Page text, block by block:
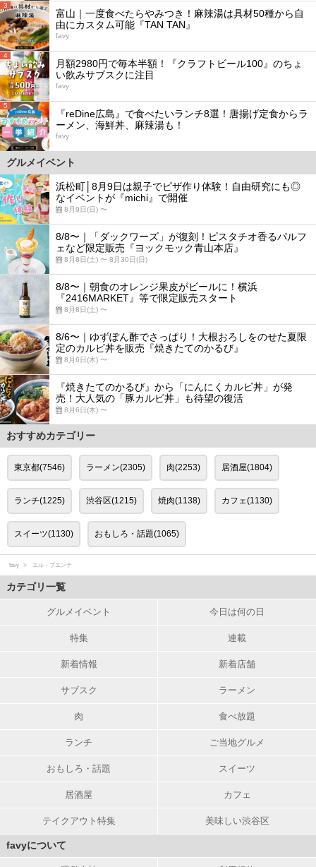
3
富山｜一度食べたらやみつき！麻辣湯は具材50種から自
由にカスタム可能『TAN TAN』
favy
4
月額2980円で毎本半額！『クラフトビール100』のちょ
い飲みサブスクに注目
favy
5
『reDine広島』で食べたいランチ8選！唐揚げ定食からラ
ーメン、海鮮丼、麻辣湯も！
favy
グルメイベント
浜松町│8月9日は親子でピザ作り体験！自由研究にも◎
なイベントが『michi』で開催
8月9日(日) 〜
8/8〜｜「ダックワーズ」が復刻！ピスタチオ香るパルフ
ェなど限定販売『ヨックモック青山本店』
8月8日(土) 〜 8月30日(日)
8/8〜｜朝食のオレンジ果皮がビールに！横浜
『2416MARKET』等で限定販売スタート
8月8日(土) 〜
8/6〜｜ゆずぽん酢でさっぱり！大根おろしをのせた夏限
定のカルビ丼を販売『焼きたてのかるび』
8月6日(木) 〜
『焼きたてのかるび』から「にんにくカルビ丼」が発
売！大人気の「豚カルビ丼」も待望の復活
8月6日(木) 〜
おすすめカテゴリー
東京都(7546) ラーメン(2305) 肉(2253) 居酒屋(1804)
ランチ(1225) 渋谷区(1215) 焼肉(1138) カフェ(1130)
スイーツ(1130) おもしろ・話題(1065)
favy エル・プエンテ
カテゴリ一覧
グルメイベント 今日は何の日
特集 連載
新着情報 新着店舗
サブスク ラーメン
肉 食べ放題
ランチ ご当地グルメ
おもしろ・話題 スイーツ
居酒屋 カフェ
テイクアウト特集 美味しい渋谷区
favyについて